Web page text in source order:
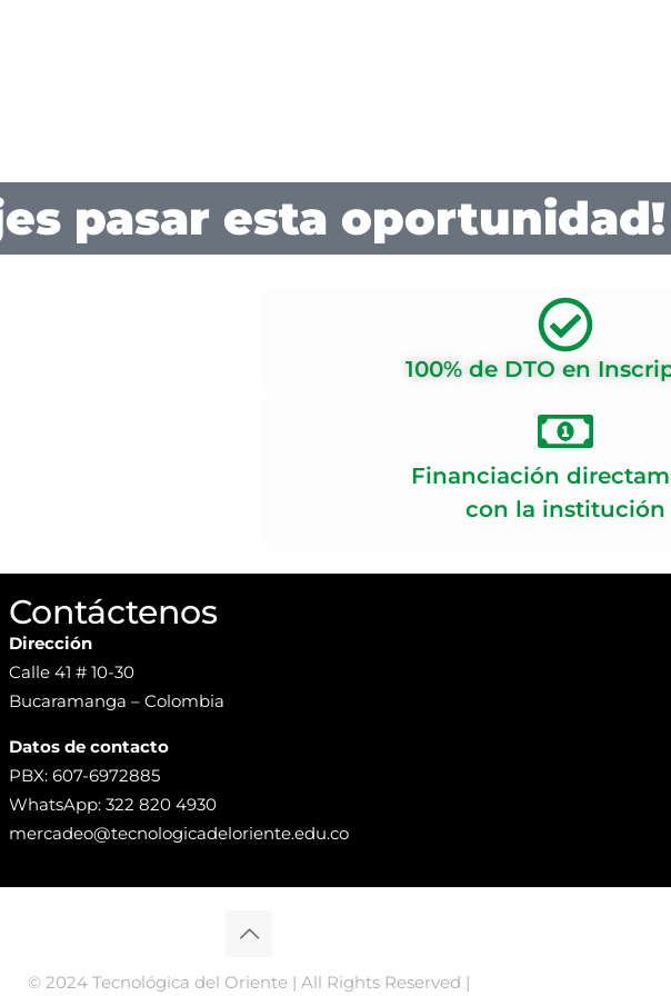
pasar esta oportunidad!
100% de DTO en
Financiación
con la institución
Contáctenos
Dirección
Calle 41 # 10-30
Bucaramanga – Colombia
Datos de contacto
PBX: 607-6972885
WhatsApp: 322 820 4930
mercadeo@tecnologicadeloriente.edu.co
© 2024 Tecnológica del Oriente | All Rights Reserved |